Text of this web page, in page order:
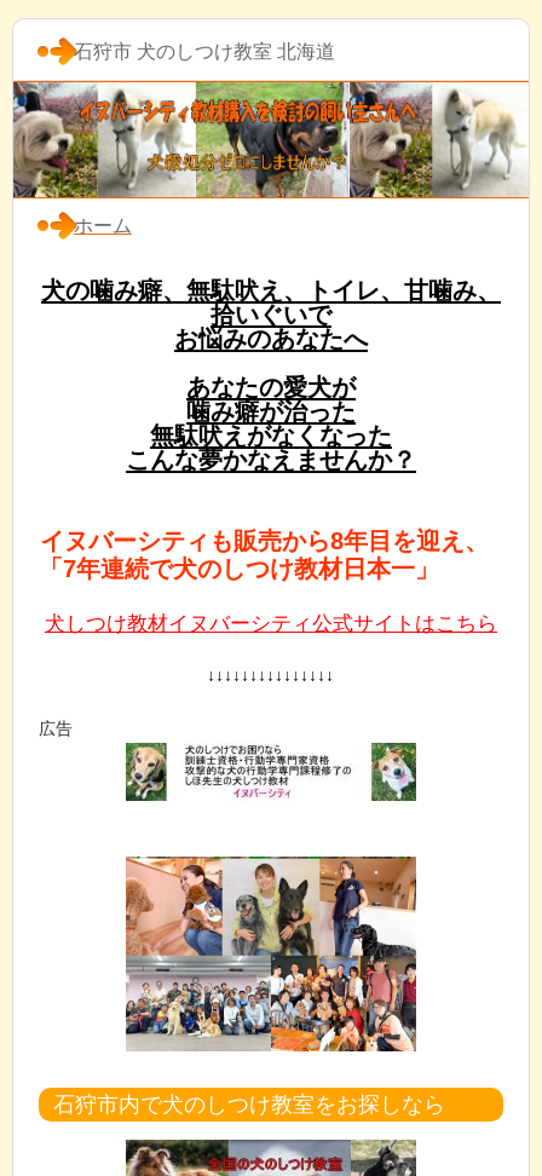
石狩市 犬のしつけ教室 北海道
ホーム
犬の噛み癖、無駄吠え、トイレ、甘噛み、
拾いぐいで
お悩みのあなたへ
あなたの愛犬が
噛み癖が治った
無駄吠えがなくなった
こんな夢かなえませんか？
イヌバーシティも販売から8年目を迎え、
「7年連続で犬のしつけ教材日本一」
犬しつけ教材イヌバーシティ公式サイトはこちら
↓↓↓↓↓↓↓↓↓↓↓↓↓↓↓
広告
石狩市内で犬のしつけ教室をお探しなら